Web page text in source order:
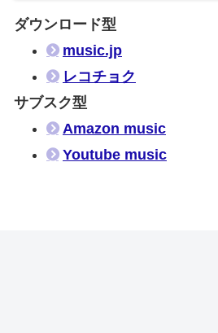
ダウンロード型
music.jp
レコチョク
サブスク型
Amazon music
Youtube music